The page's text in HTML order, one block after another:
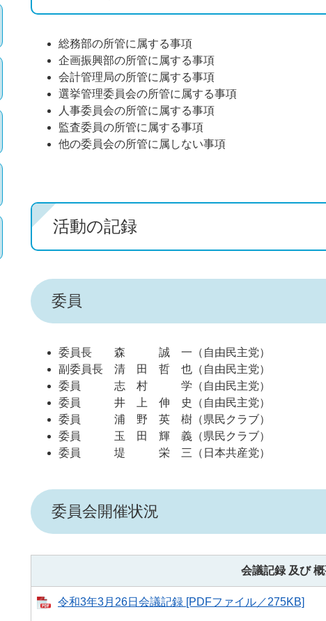
総務部の所管に属する事項
企画振興部の所管に属する事項
会計管理局の所管に属する事項
選挙管理委員会の所管に属する事項
人事委員会の所管に属する事項
監査委員の所管に属する事項
他の委員会の所管に属しない事項
活動の記録
委員
委員長 森 誠 一（自由民主党）
副委員長 清 田 哲 也（自由民主党）
委員 志 村 学（自由民主党）
委員 井 上 伸 史（自由民主党）
委員 浦 野 英 樹（県民クラブ）
委員 玉 田 輝 義（県民クラブ）
委員 堤 栄 三（日本共産党）
委員会開催状況
会議記録 及び
令和3年3月26日会議記録 [PDFファイル／275KB]